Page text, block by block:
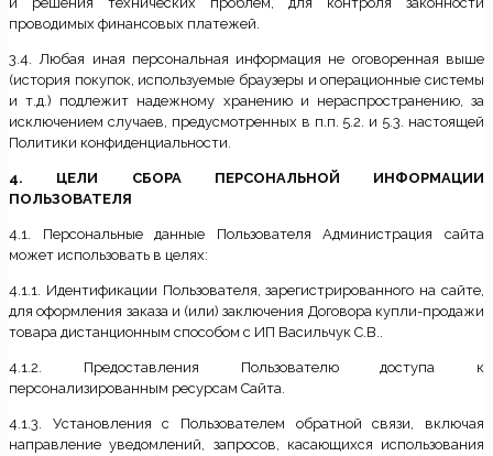
проводимых финансовых платежей.
3.4. Любая иная персональная информация не оговоренная выше
(история покупок, используемые браузеры и операционные системы
и т.д.) подлежит надежному хранению и нераспространению, за
исключением случаев, предусмотренных в п.п. 5.2. и 5.3. настоящей
Политики конфиденциальности.
4. ЦЕЛИ СБОРА ПЕРСОНАЛЬНОЙ ИНФОРМАЦИИ
ПОЛЬЗОВАТЕЛЯ
4.1. Персональные данные Пользователя Администрация сайта
может использовать в целях:
4.1.1. Идентификации Пользователя, зарегистрированного на сайте,
для оформления заказа и (или) заключения Договора купли-продажи
товара дистанционным способом с ИП Васильчук С.В..
4.1.2. Предоставления Пользователю доступа к
персонализированным ресурсам Сайта.
4.1.3. Установления с Пользователем обратной связи, включая
направление уведомлений, запросов, касающихся использования